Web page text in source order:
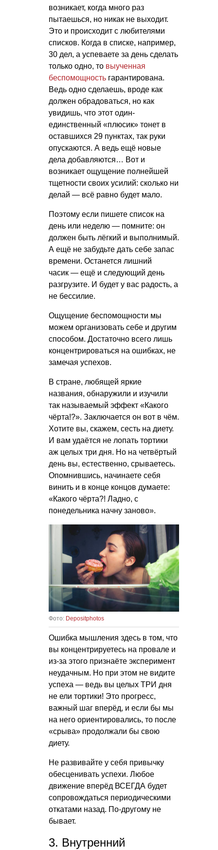
возникает, когда много раз
пытаешься, но никак не выходит.
Это и происходит с любителями
списков. Когда в списке, например,
30 дел, а успеваете за день сделать
только одно, то выученная
беспомощность гарантирована.
Ведь одно сделаешь, вроде как
должен обрадоваться, но как
увидишь, что этот один-
единственный «плюсик» тонет в
оставшихся 29 пунктах, так руки
опускаются. А ведь ещё новые
дела добавляются… Вот и
возникает ощущение полнейшей
тщетности своих усилий: сколько ни
делай — всё равно будет мало.
Поэтому если пишете список на
день или неделю — помните: он
должен быть лёгкий и выполнимый.
А ещё не забудьте дать себе запас
времени. Останется лишний
часик — ещё и следующий день
разгрузите. И будет у вас радость, а
не бессилие.
Ощущение беспомощности мы
можем организовать себе и другим
способом. Достаточно всего лишь
концентрироваться на ошибках, не
замечая успехов.
В стране, любящей яркие
названия, обнаружили и изучили
так называемый эффект «Какого
чёрта!?». Заключается он вот в чём.
Хотите вы, скажем, сесть на диету.
И вам удаётся не лопать тортики
аж целых три дня. Но на четвёртый
день вы, естественно, срываетесь.
Опомнившись, начинаете себя
винить и в конце концов думаете:
«Какого чёрта?! Ладно, с
понедельника начну заново».
Фото: Depositphotos
Ошибка мышления здесь в том, что
вы концентрируетесь на провале и
из-за этого признаёте эксперимент
неудачным. Но при этом не видите
успеха — ведь вы целых ТРИ дня
не ели тортики! Это прогресс,
важный шаг вперёд, и если бы мы
на него ориентировались, то после
«срыва» продолжали бы свою
диету.
Не развивайте у себя привычку
обесценивать успехи. Любое
движение вперёд ВСЕГДА будет
сопровождаться периодическими
откатами назад. По-другому не
бывает.
3. Внутренний